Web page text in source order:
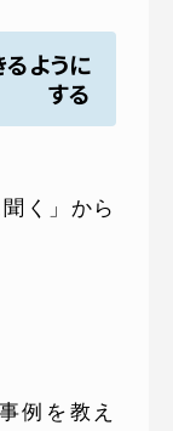
ように
する
く」から
例を教え